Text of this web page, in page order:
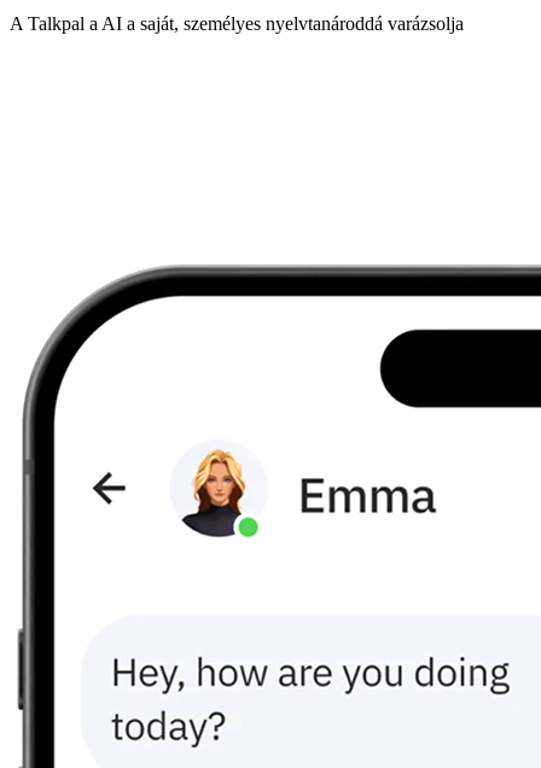
A Talkpal a AI a saját, személyes nyelvtanároddá varázsolja